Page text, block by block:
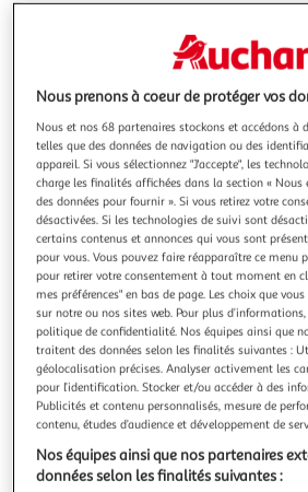
EZVIZ
Caméra de surveillance h6c pro 3k
La durée de garantie est de 2 ans. Caractéristiques
générales : Produit Caméra de surveillance Nombre de
caméra 1 Mode d'installation Wifi Caméra Intérieure
Utilisation Connectée Offre Système de stockage
Technologie utilisée Wi-Fi Technologie de contrôle des
objets conn
En savoir +
Vendu parMultishop
Livraison dès 4/5 jours
4,99€
Plus d'options
Vendu parMultishop
Livraison dès 4/5 jours
Livraison offerte
Vendu parMonsieur Plus
Nous prenons à coeur de protéger vos
Nous et nos 68 partenaires stockons et accédons à
telles que des données de navigation ou des
appareil. Si vous sélectionnez "J'accepte", les
charge les finalités affichées dans la section «
des données pour fournir ». Si vous retirez votre
désactivées. Si les technologies de suivi sont
certains contenus et annonces qui vous sont
pour vous. Vous pouvez faire réapparaître ce menu
pour retirer votre consentement à tout moment en
mes préférences" en bas de page. Les choix que
sur notre ou nos sites web. Pour plus
politique de confidentialité. Nos équipes ainsi que
traitent des données selon les finalités suivantes :
géolocalisation précises. Analyser activement les
pour l’identification. Stocker et/ou accéder à des
Publicités et contenu personnalisés, mesure de
contenu, études d’audience et développement de
Nos équipes ainsi que nos partenaires
données selon les finalités suivantes :